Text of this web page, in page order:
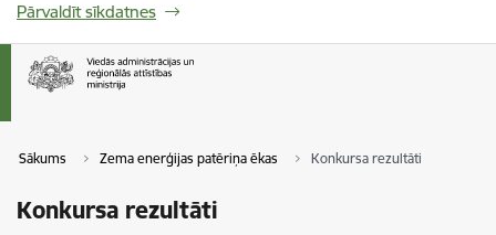
Pārvaldīt sīkdatnes
Sākums Zema enerģijas patēriņa ēkas Konkursa rezultāti
Konkursa rezultāti